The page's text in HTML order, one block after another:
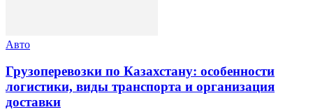
Авто
Грузоперевозки по Казахстану: особенности
логистики, виды транспорта и организация
доставки